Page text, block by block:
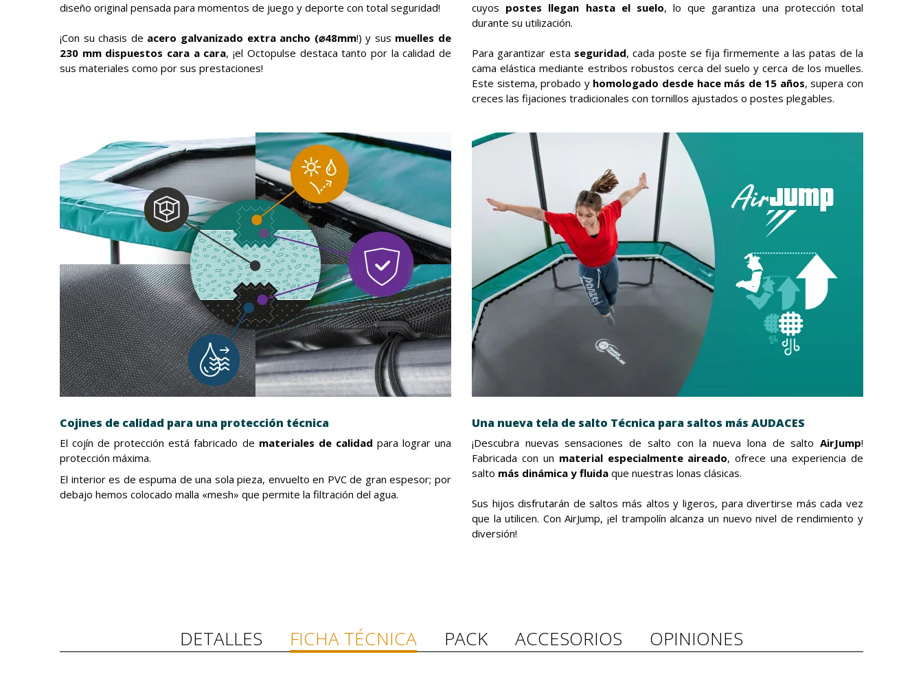
diseño original pensada para momentos de juego y deporte con total seguridad!
¡Con su chasis de acero galvanizado extra ancho (⌀48mm!) y sus muelles de
230 mm dispuestos cara a cara, ¡el Octopulse destaca tanto por la calidad de
sus materiales como por sus prestaciones!
cuyos postes llegan hasta el suelo, lo que garantiza una protección total
durante su utilización.
Para garantizar esta seguridad, cada poste se fija firmemente a las patas de la
cama elástica mediante estribos robustos cerca del suelo y cerca de los muelles.
Este sistema, probado y homologado desde hace más de 15 años, supera con
creces las fijaciones tradicionales con tornillos ajustados o postes plegables.
Cojines de calidad para una protección técnica
El cojín de protección está fabricado de materiales de calidad para lograr una
protección máxima.
El interior es de espuma de una sola pieza, envuelto en PVC de gran espesor; por
debajo hemos colocado malla «mesh» que permite la filtración del agua.
Una nueva tela de salto Técnica para saltos más AUDACES
¡Descubra nuevas sensaciones de salto con la nueva lona de salto AirJump!
Fabricada con un material especialmente aireado, ofrece una experiencia de
salto más dinámica y fluida que nuestras lonas clásicas.
Sus hijos disfrutarán de saltos más altos y ligeros, para divertirse más cada vez
que la utilicen. Con AirJump, ¡el trampolín alcanza un nuevo nivel de rendimiento y
diversión!
DETALLES FICHA TÉCNICA PACK ACCESORIOS OPINIONES